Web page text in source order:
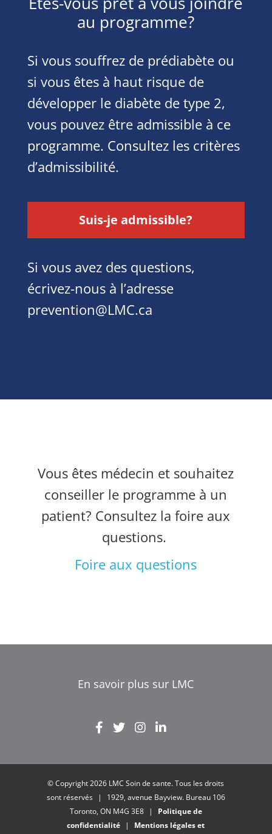
au programme?
Si vous souffrez de prédiabète ou
si vous êtes à haut risque de
développer le diabète de type 2,
vous pouvez être admissible à ce
programme. Consultez les critères
d’admissibilité.
Suis-je admissible?
Si vous avez des questions,
écrivez-nous à l’adresse
prevention@LMC.ca
Vous êtes médecin et souhaitez
conseiller le programme à un
patient? Consultez la foire aux
questions.
Foire aux questions
En savoir plus sur LMC
© Copyright 2026 LMC Soin de sante. Tous les droits
sont réservés
|
1929, avenue Bayview. Bureau 106
Toronto, ON M4G 3E8
|
Politique de
confidentialité
| Mentions légales et
UR